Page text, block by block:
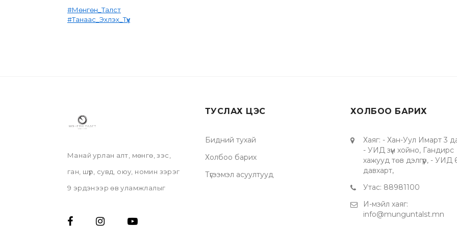
#Мөнгөн_Талст
#Танаас_Эхлэх_Түүх
Манай урлан алт, мөнгө, зэс,
ган, шүр, сувд, оюу, номин зэрэг
9 эрдэнээр өв уламжлалыг
бэлэг дурсгал, гоёл
ТУСЛАХ ЦЭС
Бидний тухай
Холбоо барих
Түгээмэл асуултууд
ХОЛБОО БАРИХ
Хаяг: - Хан-Уул Имарт 3
- УИД зүүн хойно, Гандирс
хажууд төв дэлгүүр, - УИД
давхарт,
Утас: 88981100
И-мэйл хаяг:
info@munguntalst.mn